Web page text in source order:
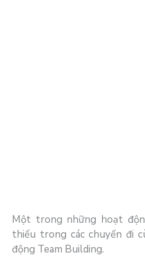
Một trong những hoạt
thiếu trong các chuyến đi
động Team Building.